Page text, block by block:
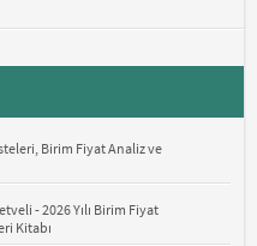
Birim Fiyat Analiz ve
- 2026 Yılı Birim Fiyat
Kitabı